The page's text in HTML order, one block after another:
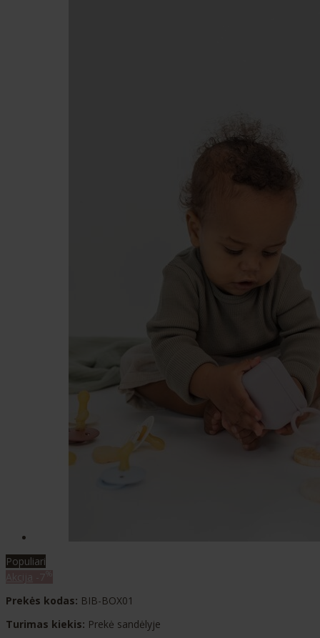
Populiari
Prekės kodas: BIB-BOX01
Turimas kiekis: Prekė sandėlyje